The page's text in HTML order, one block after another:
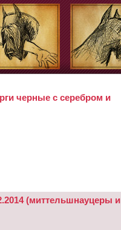
черные с серебром и
(миттельшнауцеры и